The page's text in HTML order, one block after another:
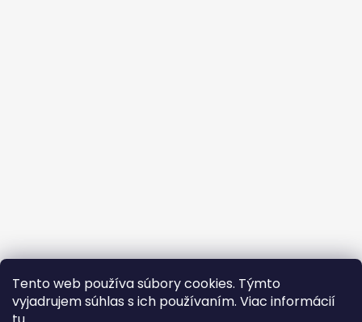
Tento web používa súbory cookies. Týmto
vyjadrujem súhlas s ich používaním. Viac informácií